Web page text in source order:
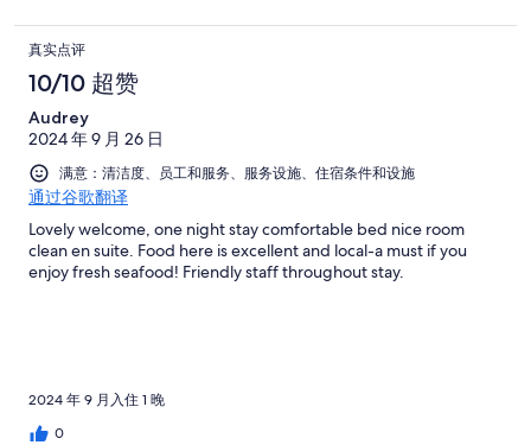
真实点评
10/10 超赞
Audrey
2024 年 9 月 26 日
满意：清洁度、员工和服务、服务设施、住宿条件和设施
通过谷歌翻译
Lovely welcome, one night stay comfortable bed nice room
clean en suite. Food here is excellent and local-a must if you
enjoy fresh seafood! Friendly staff throughout stay.
2024 年 9 月入住 1 晚
0